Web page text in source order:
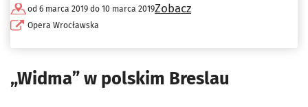
od 6 marca 2019 do 10 marca 2019
Opera Wrocławska
Zobacz
„Widma” w polskim Breslau